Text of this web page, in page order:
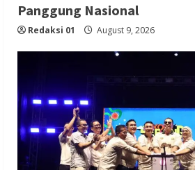
Panggung Nasional
Redaksi 01 August 9, 2026